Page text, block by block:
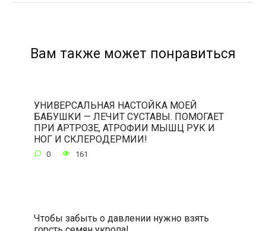
Вам также может понравиться
УНИВЕРСАЛЬНАЯ НАСТОЙКА МОЕЙ
БАБУШКИ — ЛЕЧИТ СУСТАВЫ. ПОМОГАЕТ
ПРИ АРТРОЗЕ, АТРОФИИ МЫШЦ РУК И
НОГ И СКЛЕРОДЕРМИИ!
0 161
Чтобы забыть о давлении нужно взять